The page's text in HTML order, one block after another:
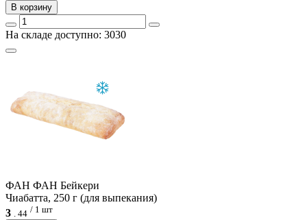
В корзину
На складе доступно: 3030
ФАН ФАН Бейкери
Чиабатта, 250 г (для выпекания)
3 . 44 / 1 шт